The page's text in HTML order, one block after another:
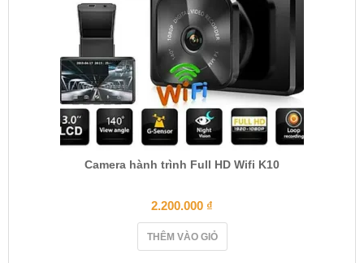
Camera hành trình Full HD Wifi K10
2.200.000 ₫
THÊM VÀO GIỎ